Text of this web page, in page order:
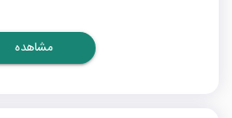
مشاهده